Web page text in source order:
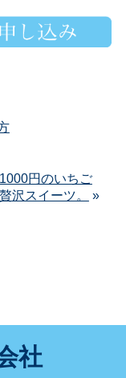
円のいちご
沢スイーツ。
»
社